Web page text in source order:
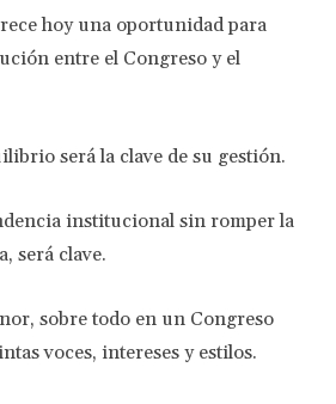
hoy una oportunidad para
entre el Congreso y el
será la clave de su gestión.
institucional sin romper la
será clave.
sobre todo en un Congreso
voces, intereses y estilos.